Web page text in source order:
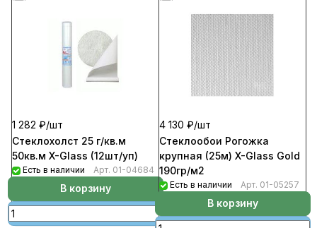
1 282 ₽/шт
Стеклохолст 25 г/кв.м
50кв.м X-Glass (12шт/уп)
Есть в наличии Арт. 01-04684
В корзину
4 130 ₽/шт
Стеклообои Рогожка
крупная (25м) X-Glass Gold
190гр/м2
Есть в наличии Арт. 01-05257
В корзину